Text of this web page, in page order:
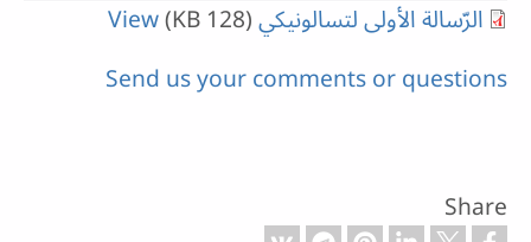
الرّسالة الأولى لتسالونيكي (128 KB)
View
Send us your comments or questions
Share